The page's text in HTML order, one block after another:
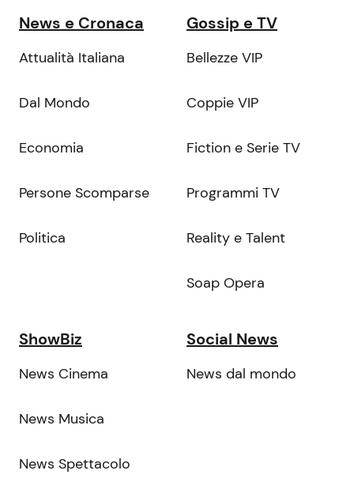
News e Cronaca
Attualità Italiana
Dal Mondo
Economia
Persone Scomparse
Politica
Gossip e TV
Bellezze VIP
Coppie VIP
Fiction e Serie TV
Programmi TV
Reality e Talent
Soap Opera
ShowBiz
News Cinema
News Musica
News Spettacolo
Social News
News dal mondo